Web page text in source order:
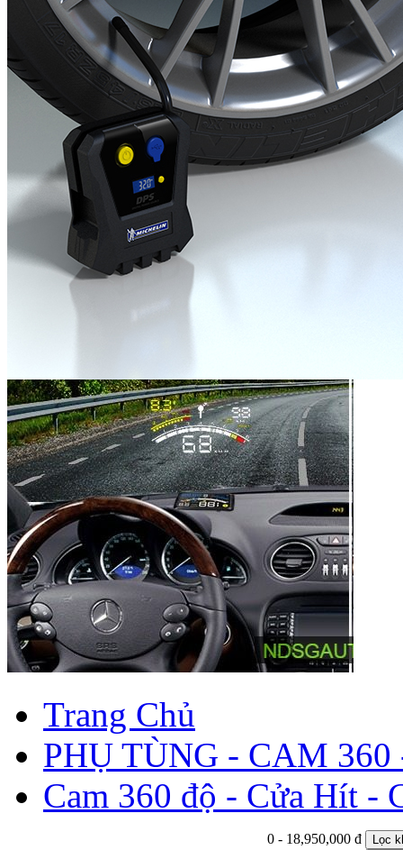
Trang Chủ
PHỤ TÙNG - CAM
Cam 360 độ - Cửa Hít -
0 - 18,950,000 đ Lọc